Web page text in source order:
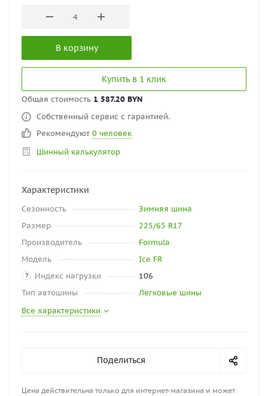
В корзину
Купить в 1 клик
Общая стоимость 1 587.20 BYN
Собственный сервис с гарантией.
Рекомендуют 0 человек
Шинный калькулятор
Характеристики
Сезонность
Зимняя шина
Размер
225/65 R17
Производитель
Formula
Модель
Ice FR
? Индекс нагрузки
106
Тип автошины
Легковые шины
Все характеристики
Поделиться
Цена действительна только для интернет-магазина и может